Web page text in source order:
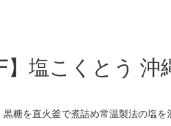
】塩こくとう
糖を直火釜で煮詰め常温製法の塩